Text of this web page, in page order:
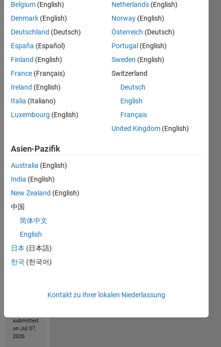
Find
all
digit
prime
numbers
digits
are
monotonically
from
right.
Solve
Solution
Stats
37
submitted
on Jul 07,
2026
Belgium (English)
Denmark (English)
Deutschland (Deutsch)
España (Español)
Finland (English)
France (Français)
Ireland (English)
Italia (Italiano)
Luxembourg (English)
Netherlands (English)
Norway (English)
Österreich (Deutsch)
Portugal (English)
Sweden (English)
Switzerland
Deutsch
English
Français
United Kingdom (English)
Asien-Pazifik
Australia (English)
India (English)
New Zealand (English)
中国
简体中文
English
日本 (日本語)
한국 (한국어)
Kontakt zu Ihrer lokalen Niederlassung